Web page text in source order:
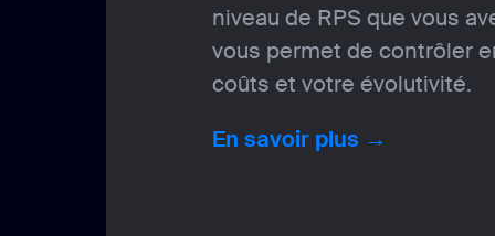
niveau de RPS que vous
vous permet de contrôler
coûts et votre évolutivité.
En savoir plus →